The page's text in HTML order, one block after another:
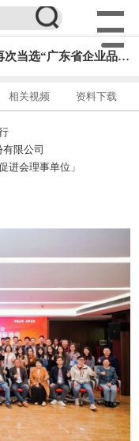
三十余载匠心铸品牌 | 祝贺itc保伦股份再次当选“广东省企业品牌建设促进会理事单位”
相关视频 资料下载
限公司
进会理事单位」